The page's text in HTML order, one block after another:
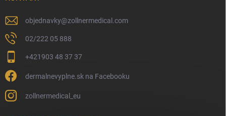
objednavky@zollnermedical.com
02/222 05 888
+421903 48 37 37
dermalnevyplne.sk na Facebooku
zollnermedical_eu